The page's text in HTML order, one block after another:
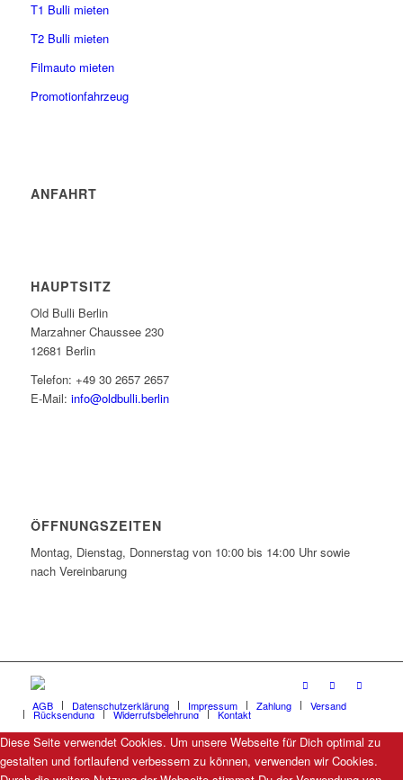
T1 Bulli mieten
T2 Bulli mieten
Filmauto mieten
Promotionfahrzeug
ANFAHRT
HAUPTSITZ
Old Bulli Berlin
Marzahner Chaussee 230
12681 Berlin
Telefon: +49 30 2657 2657
E-Mail: info@oldbulli.berlin
ÖFFNUNGSZEITEN
Montag, Dienstag, Donnerstag von 10:00 bis 14:00 Uhr sowie
nach Vereinbarung
AGB Datenschutzerklärung Impressum Zahlung Versand
Rücksendung Widerrufsbelehrung Kontakt
Diese Seite verwendet Cookies. Um unsere Webseite für Dich optimal zu
gestalten und fortlaufend verbessern zu können, verwenden wir Cookies.